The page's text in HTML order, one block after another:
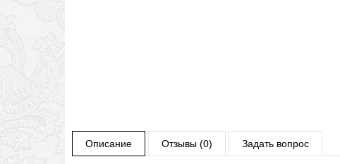
Описание Отзывы (0) Задать вопрос